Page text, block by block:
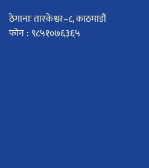
ठेगानाः तारकेश्वर–८, काठमाडौं
फोन : ९८५१०७६३६५